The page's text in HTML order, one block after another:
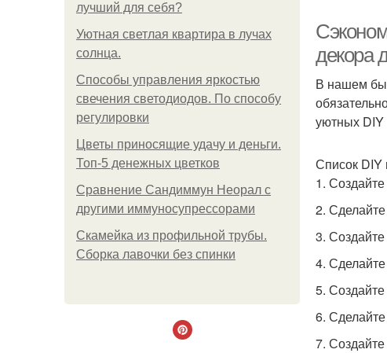
лучший для себя?
Уютная светлая квартира в лучах
солнца.
Способы управления яркостью
свечения светодиодов. По способу
регулировки
Цветы приносящие удачу и деньги.
Топ-5 денежных цветков
Сравнение Сандиммун Неорал с
другими иммуносупрессорами
Скамейка из профильной трубы.
Сборка лавочки без спинки
декора
В нашем
уютных DIY
Список DIY
1.
2.
3.
4.
5.
6.
7.